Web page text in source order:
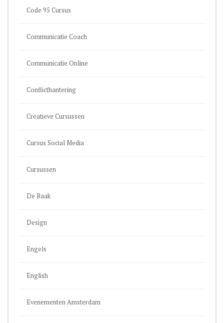
Code 95 Cursus
Communicatie Coach
Communicatie Online
Conflicthantering
Creatieve Cursussen
Cursus Social Media
Cursussen
De Baak
Design
Engels
English
Evenementen Amsterdam